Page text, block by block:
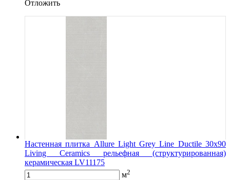
Oтложить
Настенная плитка Allure Light Grey Line Ductile 30x90
Living Ceramics рельефная (структурированная)
керамическая LV11175
м2